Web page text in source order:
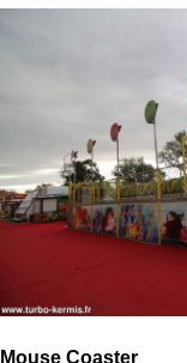
Mouse Coaster